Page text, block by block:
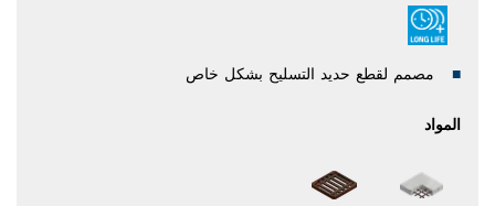
مصمم لقطع حديد التسليح بشكل خاص
المواد